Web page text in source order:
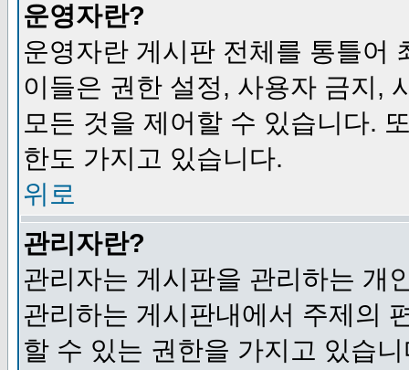
운영자란?
운영자란 게시판 전체를 통틀어
이들은 권한 설정, 사용자 금지,
모든 것을 제어할 수 있습니다.
한도 가지고 있습니다.
위로
관리자란?
관리자는 게시판을 관리하는 개
관리하는 게시판내에서 주제의
할 수 있는 권한을 가지고 있습